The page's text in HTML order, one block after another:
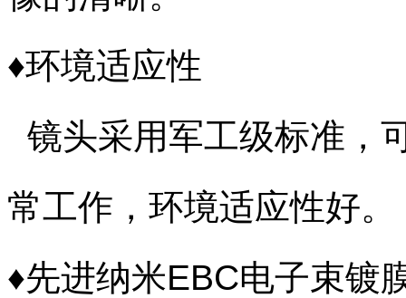
♦环境适应性
镜头采用军工级标准
常工作，环境适应性好。
♦先进纳米EBC电子束镀